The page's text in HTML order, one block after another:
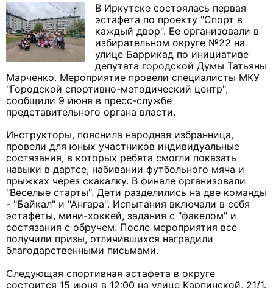
В Иркутске состоялась первая
эстафета по проекту "Спорт в
каждый двор". Ее организовали в
избирательном округе №22 на
улице Баррикад по инициативе
депутата городской Думы Татьяны
Марченко. Мероприятие провели специалисты МКУ
"Городской спортивно-методический центр",
сообщили 9 июня в пресс-службе
представительного органа власти.
Инструкторы, пояснила народная избранница,
провели для юных участников индивидуальные
состязания, в которых ребята смогли показать
навыки в дартсе, набивании футбольного мяча и
прыжках через скакалку. В финале организовали
"Веселые старты". Дети разделились на две команды
- "Байкал" и "Ангара". Испытания включали в себя
эстафеты, мини-хоккей, задания с "факелом" и
состязания с обручем. После мероприятия все
получили призы, отличившихся наградили
благодарственными письмами.
Следующая спортивная эстафета в округе
состоится 15 июня в 12:00 на улице Карпинской, 21/1.